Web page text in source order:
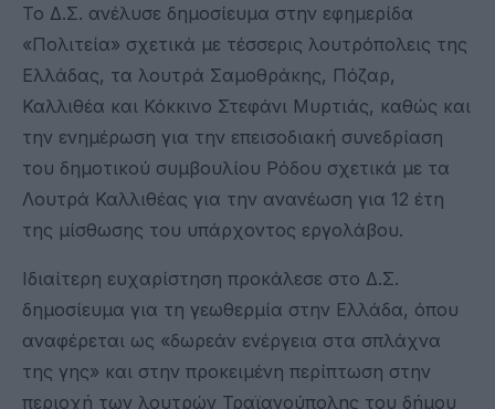
Το Δ.Σ. ανέλυσε δημοσίευμα στην εφημερίδα
«Πολιτεία» σχετικά με τέσσερις λουτρόπολεις της
Ελλάδας, τα λουτρά Σαμοθράκης, Πόζαρ,
Καλλιθέα και Κόκκινο Στεφάνι Μυρτιάς, καθώς και
την ενημέρωση για την επεισοδιακή συνεδρίαση
του δημοτικού συμβουλίου Ρόδου σχετικά με τα
Λουτρά Καλλιθέας για την ανανέωση για 12 έτη
της μίσθωσης του υπάρχοντος εργολάβου.
Ιδιαίτερη ευχαρίστηση προκάλεσε στο Δ.Σ.
δημοσίευμα για τη γεωθερμία στην Ελλάδα, όπου
αναφέρεται ως «δωρεάν ενέργεια στα σπλάχνα
της γης» και στην προκειμένη περίπτωση στην
περιοχή των λουτρών Τραϊανούπολης του δήμου